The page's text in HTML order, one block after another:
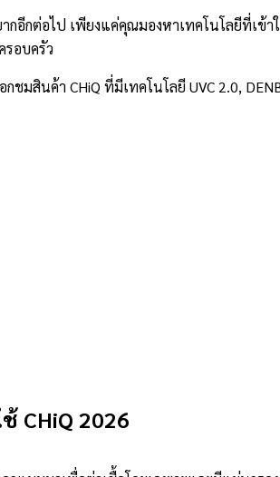
กต่อไป เพียงแค่คุณมองหาเทคโนโลยีที่เข้า
อบครัว
ชมสินค้า CHiQ ที่มีเทคโนโลยี UVC 2.0,
CHiQ 2026